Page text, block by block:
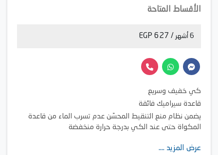
الأقساط المتاحة
6 أشهر / 627 EGP
كي خفيف وسريع
قاعدة سيراميك فائقة
يضمن نظام منع التنقيط المحسّن عدم تسرب الماء من قاعدة
المكواة حتى عند الكي بدرجة حرارة منخفضة
نتيجة نهائية رائعة
عرض المزيد ....